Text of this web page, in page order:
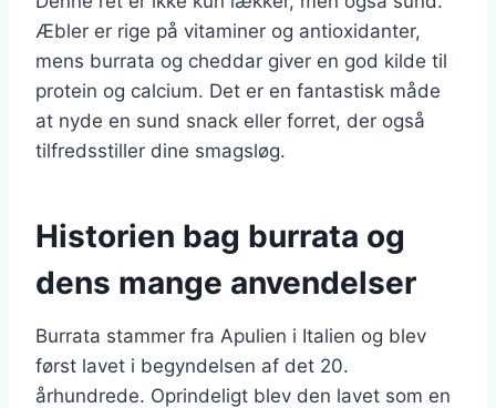
Æbler er rige på vitaminer og antioxidanter,
mens burrata og cheddar giver en god kilde til
protein og calcium. Det er en fantastisk måde
at nyde en sund snack eller forret, der også
tilfredsstiller dine smagsløg.
Historien bag burrata og
dens mange anvendelser
Burrata stammer fra Apulien i Italien og blev
først lavet i begyndelsen af det 20.
århundrede. Oprindeligt blev den lavet som en